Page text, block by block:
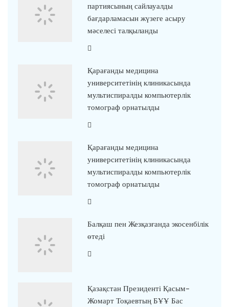
партиясының сайлауалды
бағдарламасын жүзеге асыру
мәселесі талқыланды
Қарағанды медицина
университетінің клиникасында
мультиспиралды компьютерлік
томограф орнатылды
Қарағанды медицина
университетінің клиникасында
мультиспиралды компьютерлік
томограф орнатылды
Балқаш пен Жезқазғанда экосенбілік
өтеді
Қазақстан Президенті Қасым-
Жомарт Тоқаевтың БҰҰ Бас